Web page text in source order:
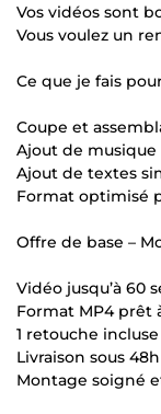
Vos vidéos sont
Vous voulez un
Ce que je fais
Coupe et
Ajout de
Ajout de textes
Format optimisé
Offre de base –
Vidéo jusqu’à 60
Format MP4 prêt
1 retouche incluse
Livraison sous 48h
Montage soigné